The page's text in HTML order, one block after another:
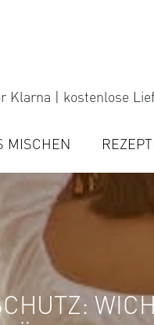
Klarna | kostenlose
MISCHEN